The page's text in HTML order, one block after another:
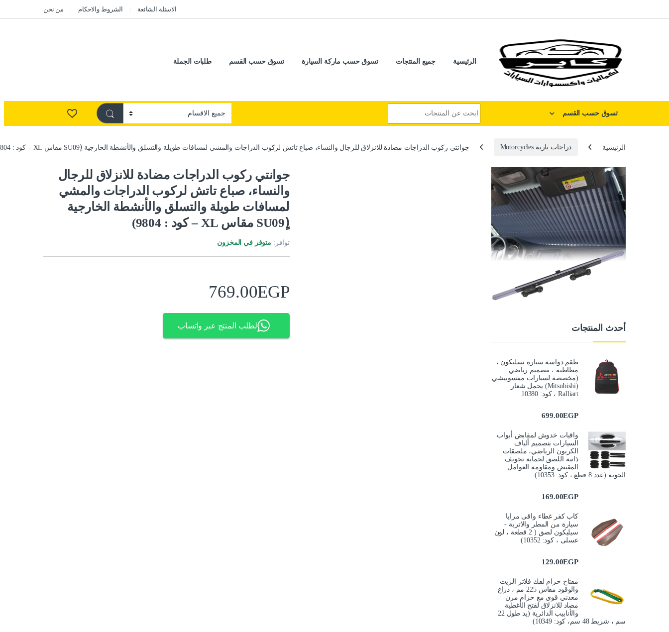
الاسئلة الشائعة الشروط والاحكام من نحن
الرئيسية جميع المنتجات تسوق حسب ماركة السيارة تسوق حسب القسم طلبات الجملة
تسوق حسب القسم
الرئيسية دراجات نارية Motorcycles جوانتي ركوب الدراجات مضادة للانزلاق للرجال والنساء، صباع تاتش لركوب الدراجات والمشي لمسافات طويلة والتسلق والأنشطة الخارجية (ٍSU09 مقاس XL – كود : 9804)
جوانتي ركوب الدراجات مضادة للانزلاق للرجال
والنساء، صباع تاتش لركوب الدراجات والمشي
لمسافات طويلة والتسلق والأنشطة الخارجية
(ٍSU09 مقاس XL – كود : 9804)
توافر: متوفر في المخزون
769.00EGP
لطلب المنتج عبر واتساب أحدث المنتجات
طقم دواسة سيارة سيليكون ،
مطاطية ، بتصميم رياضي
(مخصصة لسيارات ميتسوبيشي
(Mitsubishi) يحمل شعار
Ralliart ، كود: 10380
699.00EGP
واقيات خدوش لمقابض أبواب
السيارات بتصميم ألياف
الكربون الرياضي، ملصقات
ذاتية اللصق لحماية تجويف
المقبض ومقاومة العوامل
الجوية (عدد 8 قطع ، كود: 10353)
169.00EGP
كاب كفر غطاء واقى مرايا
سيارة من المطر والاتربة -
سيليكون لصق ( 2 قطعة ، لون
عسلى ، كود: 10352)
129.00EGP
مفتاح حزام لفك فلاتر الزيت
والوقود مقاس 225 مم ، ذراع
معدني قوي مع حزام مرن
مضاد للانزلاق لفتح الأغطية
والأنابيب الدائرية (يد طول 22
سم ، شريط 48 سم، كود: 10349)